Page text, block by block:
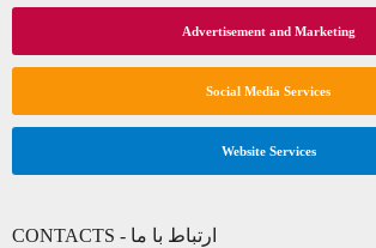
Advertisement and Marketing
Social Media Services
Website Services
CONTACTS - ارتباط با ما